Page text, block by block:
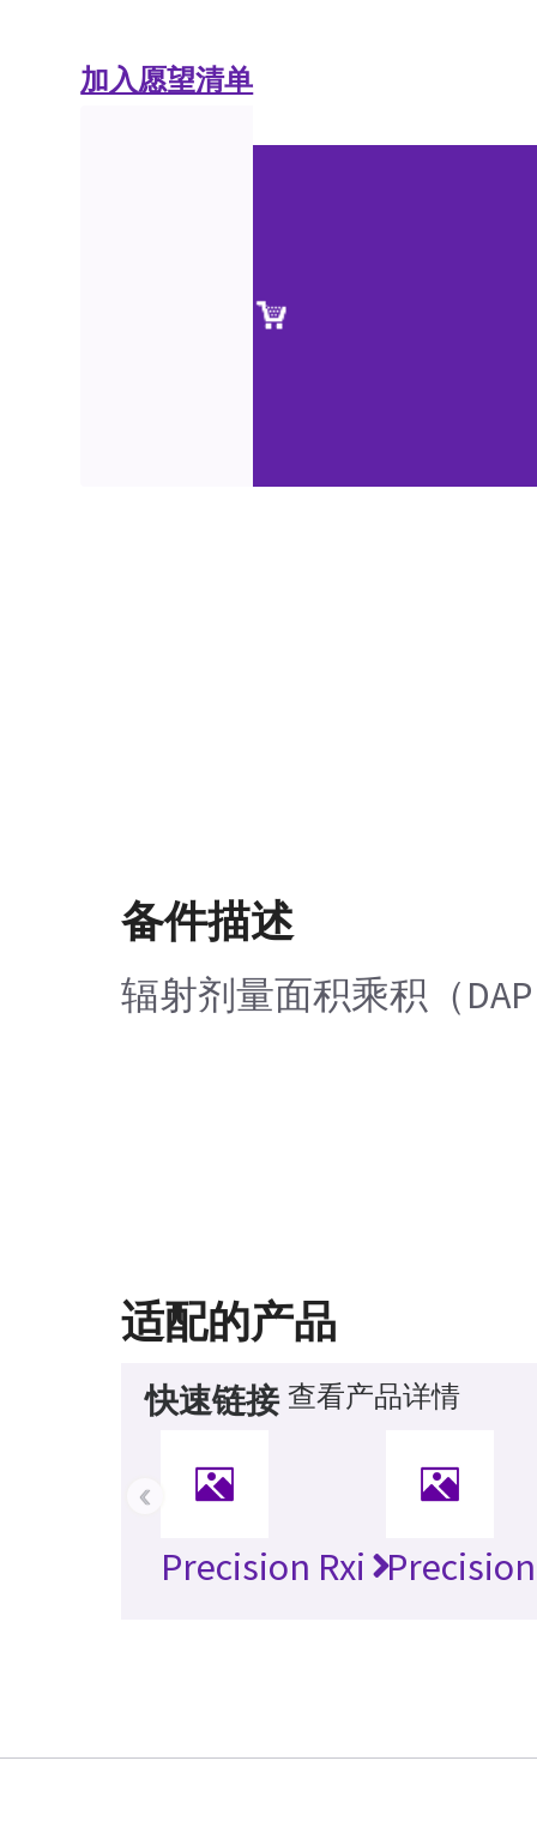
加入愿望清单
备件描述
辐射剂量面积乘积（
适配的产品
快速链接 查看产品详情
Precision Rxi
‹